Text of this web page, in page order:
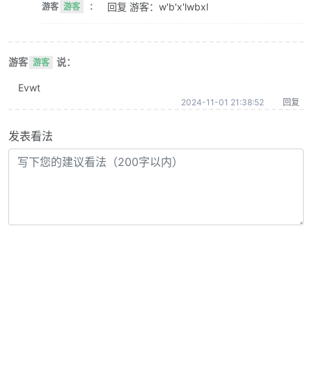
游客 游客 ： 回复 游客：w'b'x'lwbxl
游客 游客 说：
Evwt
2024-11-01 21:38:52 回复
发表看法